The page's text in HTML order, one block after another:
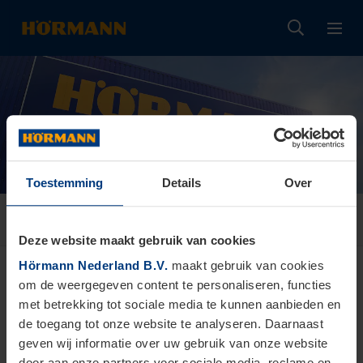
Toestemming Details Over
Deze website maakt gebruik van cookies
Hörmann Nederland B.V. maakt gebruik van cookies
om de weergegeven content te personaliseren, functies
met betrekking tot sociale media te kunnen aanbieden en
de toegang tot onze website te analyseren. Daarnaast
geven wij informatie over uw gebruik van onze website
Hartelijk dank! Wij hebben uw
aanvraag ontvangen.
Wij nemen zo snel mogelijk contact met u op.